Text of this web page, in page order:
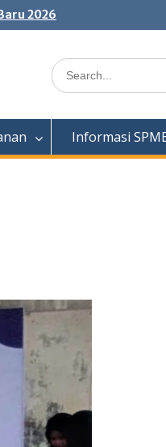
2026
Search
for:
Informasi